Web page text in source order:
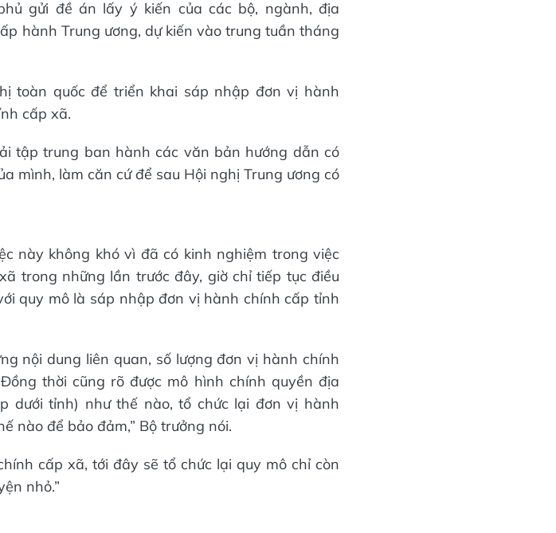
gửi đề án lấy ý kiến của các bộ, ngành, địa
hành Trung ương, dự kiến vào trung tuần tháng
toàn quốc để triển khai sáp nhập đơn vị hành
cấp xã.
tập trung ban hành các văn bản hướng dẫn có
mình, làm căn cứ để sau Hội nghị Trung ương có
này không khó vì đã có kinh nghiệm trong việc
trong những lần trước đây, giờ chỉ tiếp tục điều
quy mô là sáp nhập đơn vị hành chính cấp tỉnh
nội dung liên quan, số lượng đơn vị hành chính
thời cũng rõ được mô hình chính quyền địa
dưới tỉnh) như thế nào, tổ chức lại đơn vị hành
nào để bảo đảm,” Bộ trưởng nói.
cấp xã, tới đây sẽ tổ chức lại quy mô chỉ còn
nhỏ.”